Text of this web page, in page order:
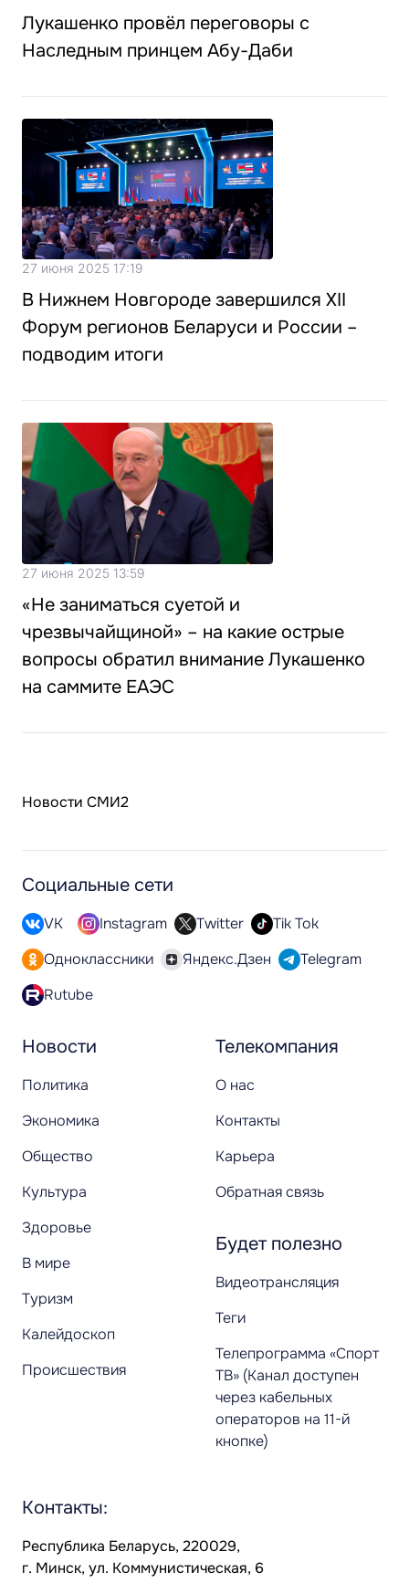
Лукашенко провёл переговоры с
Наследным принцем Абу-Даби
27 июня 2025 17:19
В Нижнем Новгороде завершился XII
Форум регионов Беларуси и России –
подводим итоги
27 июня 2025 13:59
«Не заниматься суетой и
чрезвычайщиной» – на какие острые
вопросы обратил внимание Лукашенко
на саммите ЕАЭС
Новости СМИ2
Новости
Политика
Экономика
Общество
Культура
Здоровье
В мире
Туризм
Калейдоскоп
Происшествия
Телекомпания
О нас
Контакты
Карьера
Обратная связь
Будет полезно
Видеотрансляция
Теги
Телепрограмма «Спорт
ТВ» (Канал доступен
через кабельных
операторов на 11-й
кнопке)
Социальные сети
VK Instagram Twitter
Tik Tok
Одноклассники
Яндекс.Дзен
Telegram
Rutube
Контакты:
Республика Беларусь, 220029,
г. Минск, ул. Коммунистическая, 6